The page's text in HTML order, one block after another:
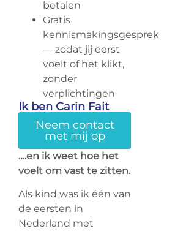
betalen
Gratis
kennismakingsgesprek
— zodat jij eerst
voelt of het klikt,
zonder
verplichtingen
Ik ben Carin Fait
Neem contact
met mij op
….en ik weet hoe het
voelt om vast te zitten.
Als kind was ik één van
de eersten in
Nederland met